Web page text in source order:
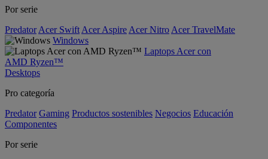
Por serie
Predator Acer Swift Acer Aspire Acer Nitro Acer TravelMate
Windows
Laptops Acer con
AMD Ryzen™
Desktops
Pro categoría
Predator Gaming Productos sostenibles Negocios Educación
Componentes
Por serie